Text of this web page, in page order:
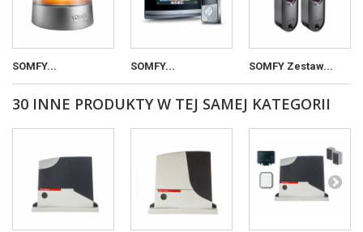
SOMFY... SOMFY... SOMFY Zestaw...
30 INNE PRODUKTY W TEJ SAMEJ KATEGORII